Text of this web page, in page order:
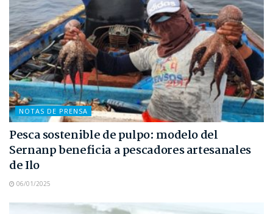
NOTAS DE PRENSA
Pesca sostenible de pulpo: modelo del
Sernanp beneficia a pescadores artesanales
de Ilo
06/01/2025